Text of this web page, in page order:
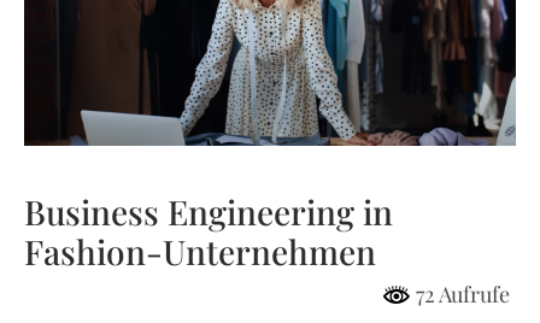
Business Engineering in
Fashion-Unternehmen
72 Aufrufe